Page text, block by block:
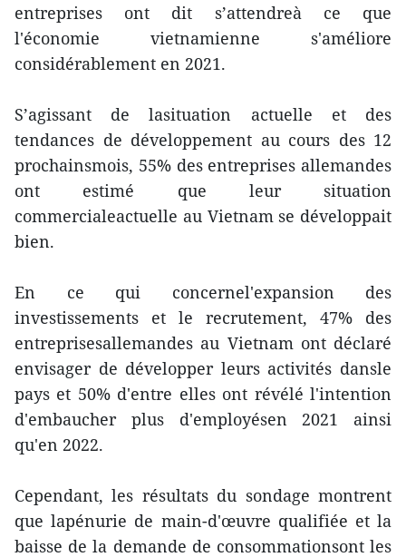
entreprises ont dit s’attendreà ce que
l'économie vietnamienne s'améliore
considérablement en 2021.
S’agissant de lasituation actuelle et des
tendances de développement au cours des 12
prochainsmois, 55% des entreprises allemandes
ont estimé que leur situation
commercialeactuelle au Vietnam se développait
bien.
En ce qui concernel'expansion des
investissements et le recrutement, 47% des
entreprisesallemandes au Vietnam ont déclaré
envisager de développer leurs activités dansle
pays et 50% d'entre elles ont révélé l'intention
d'embaucher plus d'employésen 2021 ainsi
qu'en 2022.
Cependant, les résultats du sondage montrent
que lapénurie de main-d'œuvre qualifiée et la
baisse de la demande de consommationsont les